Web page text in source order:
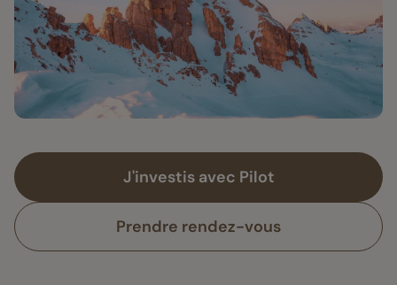
J'investis avec Pilot
Prendre rendez-vous